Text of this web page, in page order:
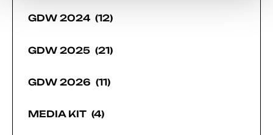
GDW 2024 (12)
GDW 2025 (21)
GDW 2026 (11)
MEDIA KIT (4)